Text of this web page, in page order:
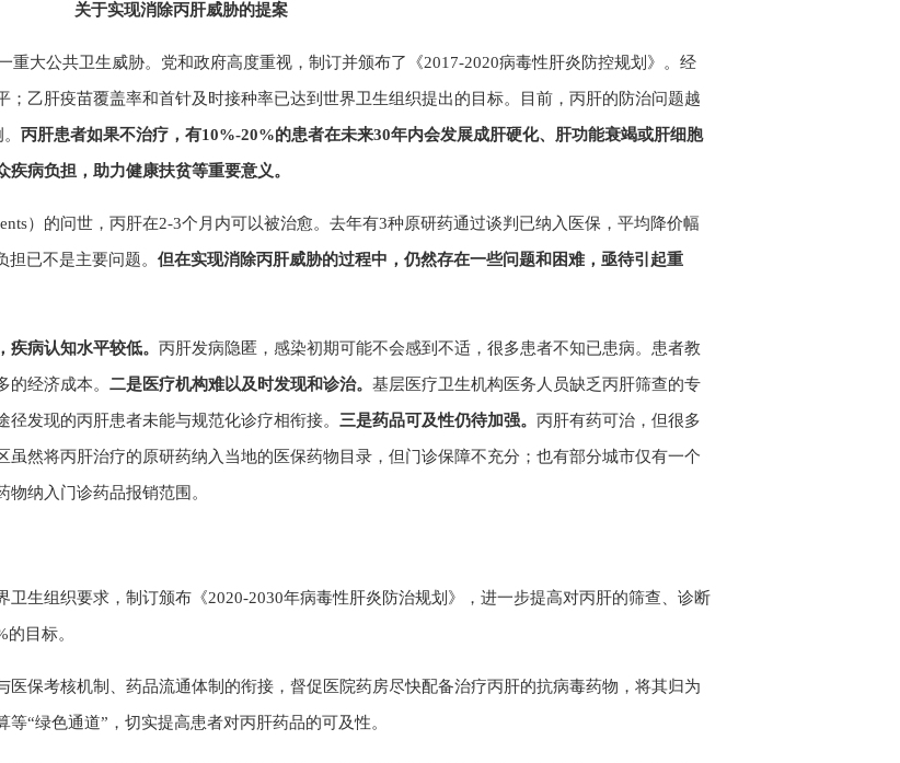
关于实现消除丙肝威胁的提案
重大公共卫生威胁。党和政府高度重视，制订并颁布了《2017-2020病毒性肝炎防控规划》。经
乙肝疫苗覆盖率和首针及时接种率已达到世界卫生组织提出的目标。目前，丙肝的防治问题越
丙肝患者如果不治疗，有10%-20%的患者在未来30年内会发展成肝硬化、肝功能衰竭或肝细胞
病负担，助力健康扶贫等重要意义。
）的问世，丙肝在2-3个月内可以被治愈。去年有3种原研药通过谈判已纳入医保，平均降价幅
已不是主要问题。 但在实现消除丙肝威胁的过程中，仍然存在一些问题和困难，亟待引起重
病认知水平较低。 丙肝发病隐匿，感染初期可能不会感到不适，很多患者不知已患病。患者教
经济成本。 二是医疗机构难以及时发现和诊治。 基层医疗卫生机构医务人员缺乏丙肝筛查的专
发现的丙肝患者未能与规范化诊疗相衔接。 三是药品可及性仍待加强。 丙肝有药可治，但很多
虽然将丙肝治疗的原研药纳入当地的医保药物目录，但门诊保障不充分；也有部分城市仅有一个
纳入门诊药品报销范围。
卫生组织要求，制订颁布《2020-2030年病毒性肝炎防治规划》，进一步提高对丙肝的筛查、诊断
目标。
医保考核机制、药品流通体制的衔接，督促医院药房尽快配备治疗丙肝的抗病毒药物，将其归为
“绿色通道”，切实提高患者对丙肝药品的可及性。